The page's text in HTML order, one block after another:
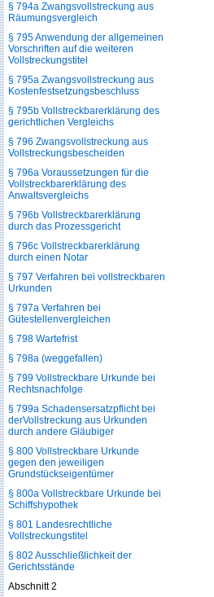
§ 794a Zwangsvollstreckung aus
Räumungsvergleich
§ 795 Anwendung der allgemeinen
Vorschriften auf die weiteren
Vollstreckungstitel
§ 795a Zwangsvollstreckung aus
Kostenfestsetzungsbeschluss
§ 795b Vollstreckbarerklärung des
gerichtlichen Vergleichs
§ 796 Zwangsvollstreckung aus
Vollstreckungsbescheiden
§ 796a Voraussetzungen für die
Vollstreckbarerklärung des
Anwaltsvergleichs
§ 796b Vollstreckbarerklärung
durch das Prozessgericht
§ 796c Vollstreckbarerklärung
durch einen Notar
§ 797 Verfahren bei vollstreckbaren
Urkunden
§ 797a Verfahren bei
Gütestellenvergleichen
§ 798 Wartefrist
§ 798a (weggefallen)
§ 799 Vollstreckbare Urkunde bei
Rechtsnachfolge
§ 799a Schadensersatzpflicht bei
derVollstreckung aus Urkunden
durch andere Gläubiger
§ 800 Vollstreckbare Urkunde
gegen den jeweiligen
Grundstückseigentümer
§ 800a Vollstreckbare Urkunde bei
Schiffshypothek
§ 801 Landesrechtliche
Vollstreckungstitel
§ 802 Ausschließlichkeit der
Gerichtsstände
Abschnitt 2